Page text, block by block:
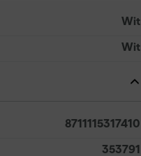
Wit
Wit
8711115317410
353791